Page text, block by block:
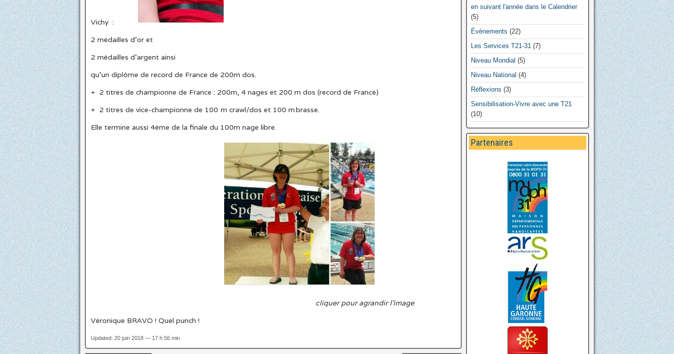
Vichy :
2 médailles d’or et
2 médailles d’argent ainsi
qu’un diplôme de record de France de 200m dos.
+ 2 titres de championne de France : 200m, 4 nages et 200 m dos (record de France)
+ 2 titres de vice-championne de 100 m crawl/dos et 100 m brasse.
Elle termine aussi 4ème de la finale du 100m nage libre.
cliquer pour agrandir l’image
Véronique BRAVO ! Quel punch !
Updated: 20 juin 2018 — 17 h 56 min
en suivant l'année dans le Calendrier
(5)
Évènements (22)
Les Services T21-31 (7)
Niveau Mondial (5)
Niveau National (4)
Réflexions (3)
Sensibilisation-Vivre avec une T21
(10)
Partenaires